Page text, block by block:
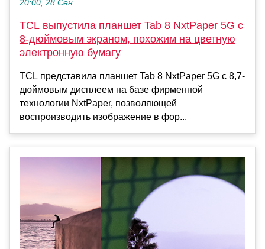
20:00, 28 Сен
TCL выпустила планшет Tab 8 NxtPaper 5G с
8-дюймовым экраном, похожим на цветную
электронную бумагу
TCL представила планшет Tab 8 NxtPaper 5G с 8,7-
дюймовым дисплеем на базе фирменной
технологии NxtPaper, позволяющей
воспроизводить изображение в фор...